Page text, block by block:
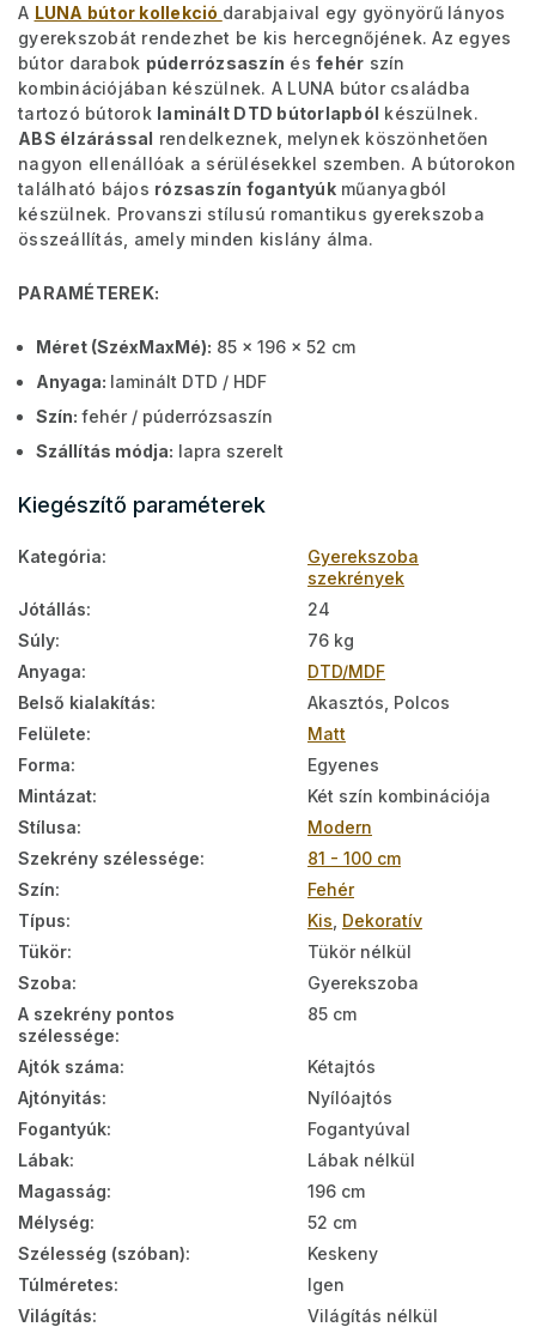
A LUNA bútor kollekció darabjaival egy gyönyörű lányos
gyerekszobát rendezhet be kis hercegnőjének. Az egyes
bútor darabok púderrózsaszín és fehér szín
kombinációjában készülnek. A LUNA bútor családba
tartozó bútorok laminált DTD bútorlapból készülnek.
ABS élzárással rendelkeznek, melynek köszönhetően
nagyon ellenállóak a sérülésekkel szemben. A bútorokon
található bájos rózsaszín fogantyúkműanyagból
készülnek. Provanszi stílusú romantikus gyerekszoba
összeállítás, amely minden kislány álma.
PARAMÉTEREK:
Méret (SzéxMaxMé): 85 x 196 x 52 cm
Anyaga: laminált DTD / HDF
Szín: fehér / púderrózsaszín
Szállítás módja: lapra szerelt
Kiegészítő paraméterek
Kategória:
Gyerekszoba
szekrények
Jótállás:
24
Súly:
76 kg
Anyaga:
DTD/MDF
Belső kialakítás:
Akasztós, Polcos
Felülete:
Matt
Forma:
Egyenes
Mintázat:
Két szín kombinációja
Stílusa:
Modern
Szekrény szélessége:
81 - 100 cm
Szín:
Fehér
Típus: Kis Dekoratív
Tükör:
Tükör nélkül
Szoba:
Gyerekszoba
A szekrény pontos
szélessége:
85 cm
Ajtók száma:
Kétajtós
Ajtónyitás:
Nyílóajtós
Fogantyúk:
Fogantyúval
Lábak:
Lábak nélkül
Magasság:
196 cm
Mélység:
52 cm
Szélesség (szóban):
Keskeny
Túlméretes:
Igen
Világítás: Világítás nélkül